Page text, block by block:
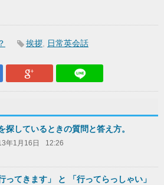
挨拶 日常英会話
はてなブックマークGoogle Plus
探しているときの質問と答え方。
年1月16日 12:26
行ってきます」 と 「行ってらっしゃい」